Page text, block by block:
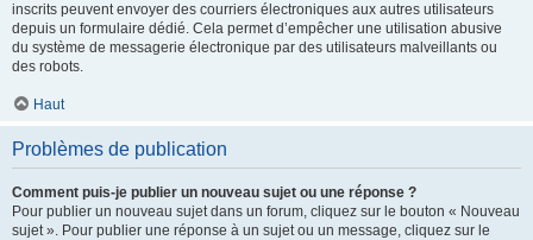
inscrits peuvent envoyer des courriers électroniques aux autres utilisateurs
depuis un formulaire dédié. Cela permet d’empêcher une utilisation abusive
du système de messagerie électronique par des utilisateurs malveillants ou
des robots.
Haut
Problèmes de publication
Comment puis-je publier un nouveau sujet ou une réponse ?
Pour publier un nouveau sujet dans un forum, cliquez sur le bouton « Nouveau
sujet ». Pour publier une réponse à un sujet ou un message, cliquez sur le